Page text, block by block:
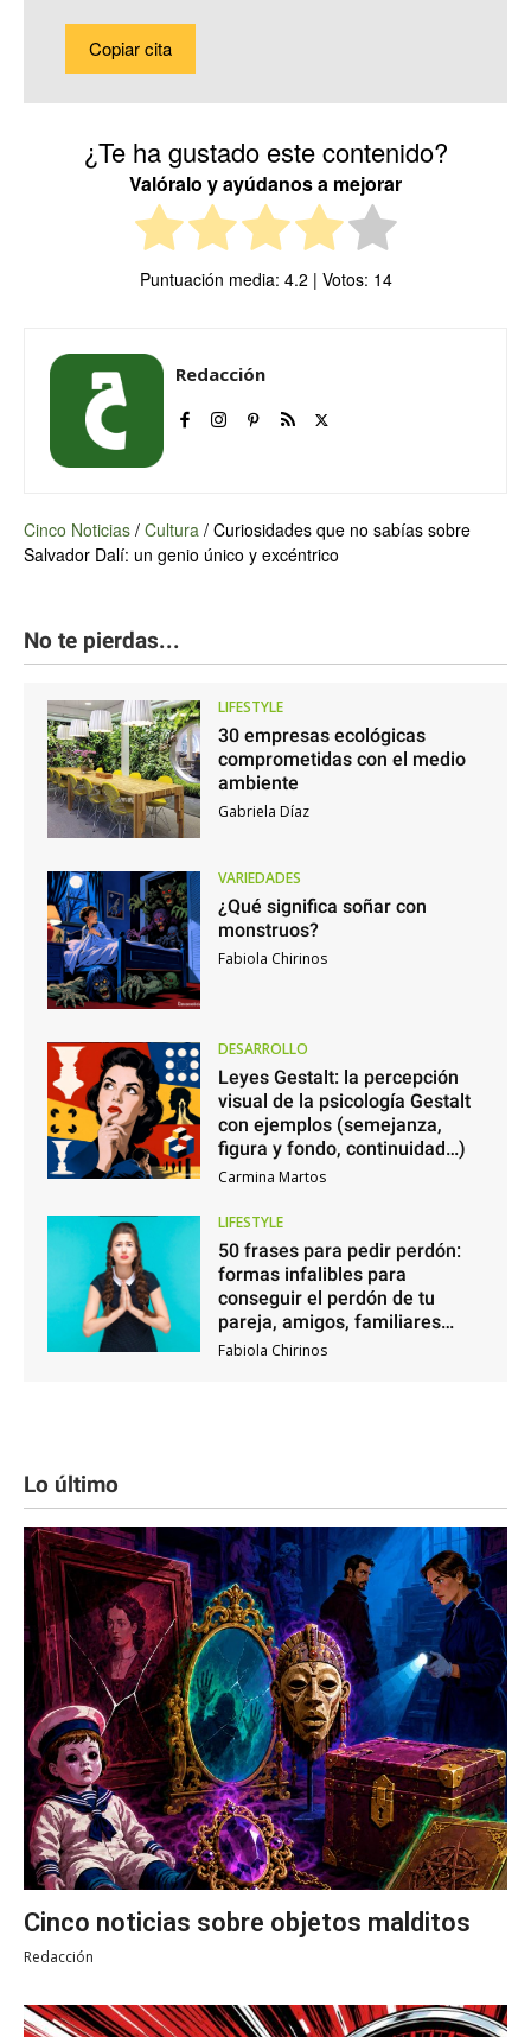
Copiar cita
¿Te ha gustado este contenido?
Valóralo y ayúdanos a mejorar
Puntuación media: 4.2 | Votos: 14
Redacción
Cinco Noticias / Cultura / Curiosidades que no sabías sobre
Salvador Dalí: un genio único y excéntrico
No te pierdas...
LIFESTYLE
30 empresas ecológicas
comprometidas con el medio
ambiente
Gabriela Díaz
VARIEDADES
¿Qué significa soñar con
monstruos?
Fabiola Chirinos
DESARROLLO
Leyes Gestalt: la percepción
visual de la psicología Gestalt
con ejemplos (semejanza,
figura y fondo, continuidad…)
Carmina Martos
LIFESTYLE
50 frases para pedir perdón:
formas infalibles para
conseguir el perdón de tu
pareja, amigos, familiares…
Fabiola Chirinos
Lo último
Cinco noticias sobre objetos malditos
Redacción